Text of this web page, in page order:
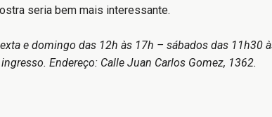
seria bem mais interessante.
e domingo das 12h às 17h – sábados das 11h30
Endereço: Calle Juan Carlos Gomez, 1362.